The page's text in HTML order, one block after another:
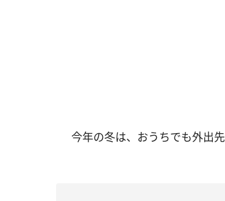
今年の冬は、おうちでも外出